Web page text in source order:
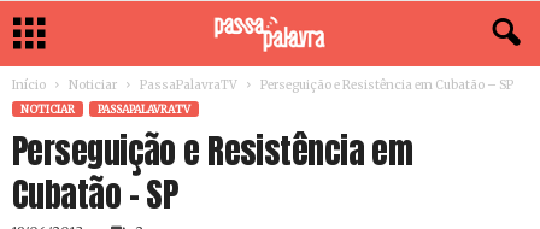
Início Noticiar PassaPalavraTV Perseguição e Resistência em Cubatão – SP
NOTICIAR PASSAPALAVRATV
Perseguição e Resistência em
Cubatão – SP